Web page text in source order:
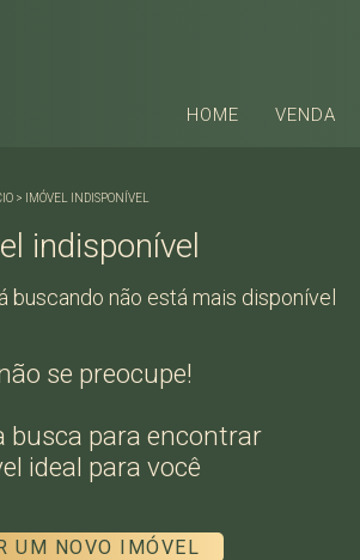
HOME VENDA
> IMÓVEL INDISPONÍVEL
indisponível
buscando não está mais disponível
se preocupe!
busca para encontrar
ideal para você
UM NOVO IMÓVEL